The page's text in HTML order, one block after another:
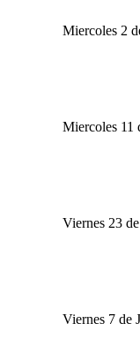
Miercoles 2
Miercoles 11
Viernes 23
Viernes 7 de